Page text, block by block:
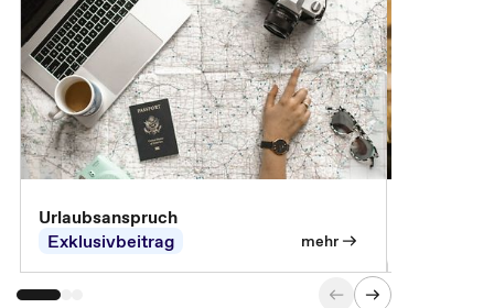
Urlaubsanspruch
Exklusivbeitrag
mehr